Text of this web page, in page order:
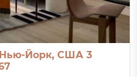
Нью-Йорк, США 3